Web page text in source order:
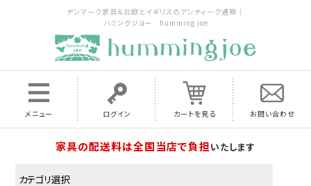
デンマーク家具＆北欧とイギリスのアンティーク通販｜
ハミングジョー humming joe
メニュー ログイン カートを見る お問い合わせ
家具の配送料は全国当店で負担いたします